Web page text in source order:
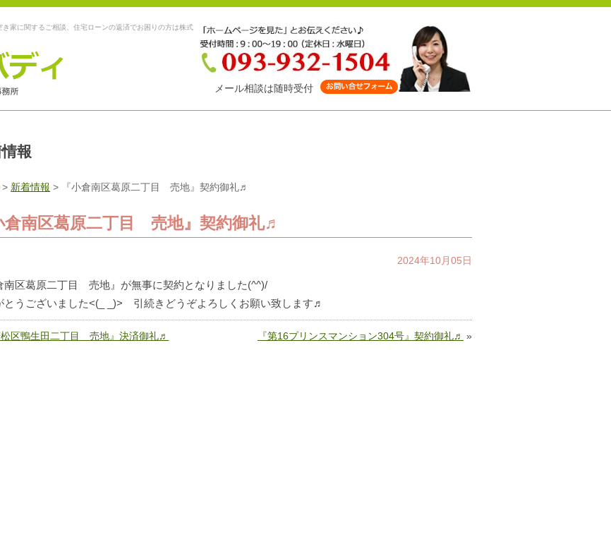
家に関するご相談、住宅ローンの返済でお困りの方は株式
メール相談は随時受付
報
> 新着情報 > 『小倉南区葛原二丁目 売地』契約御礼♬
倉南区葛原二丁目 売地』契約御礼♬
2024年10月05日
南区葛原二丁目 売地』が無事に契約となりました(^^)/
とうございました<(_ _)> 引続きどうぞよろしくお願い致します♬
松区鴨生田二丁目 売地』決済御礼♬ 『第16プリンスマンション304号』契約御礼♬ »